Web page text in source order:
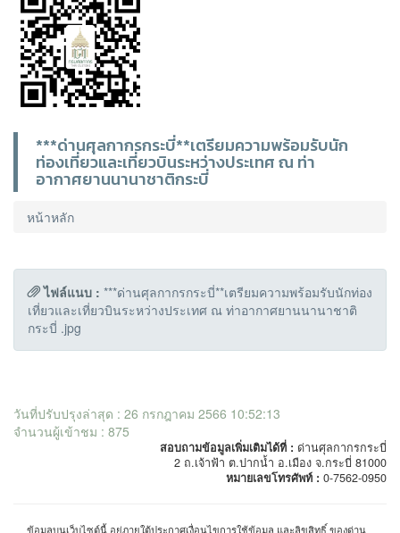
***ด่านศุลกากรกระบี่**เตรียมความพร้อมรับนัก
ท่องเที่ยวและเที่ยวบินระหว่างประเทศ ณ ท่า
อากาศยานนานาชาติกระบี่
หน้าหลัก
ไฟล์แนบ : ***ด่านศุลกากรกระบี่**เตรียมความพร้อมรับนักท่อง
เที่ยวและเที่ยวบินระหว่างประเทศ ณ ท่าอากาศยานนานาชาติ
กระบี่ .jpg
วันที่ปรับปรุงล่าสุด : 26 กรกฎาคม 2566 10:52:13
จำนวนผู้เข้าชม : 875
สอบถามข้อมูลเพิ่มเติมได้ที่ : ด่านศุลกากรกระบี่
2 ถ.เจ้าฟ้า ต.ปากน้ำ อ.เมือง จ.กระบี่ 81000
หมายเลขโทรศัพท์ : 0-7562-0950
ข้อมูลบนเว็บไซต์นี้ อยู่ภายใต้ประกาศเงื่อนไขการใช้ข้อมูล และลิขสิทธิ์ ของด่าน